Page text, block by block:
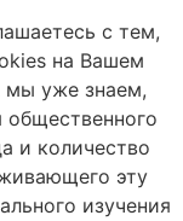
с тем,
на Вашем
мы уже знаем,
и количество
эту
изучения